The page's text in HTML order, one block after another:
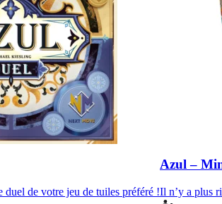
duel de votre jeu de tuiles préféré !
Azul –
Il n’y a plus